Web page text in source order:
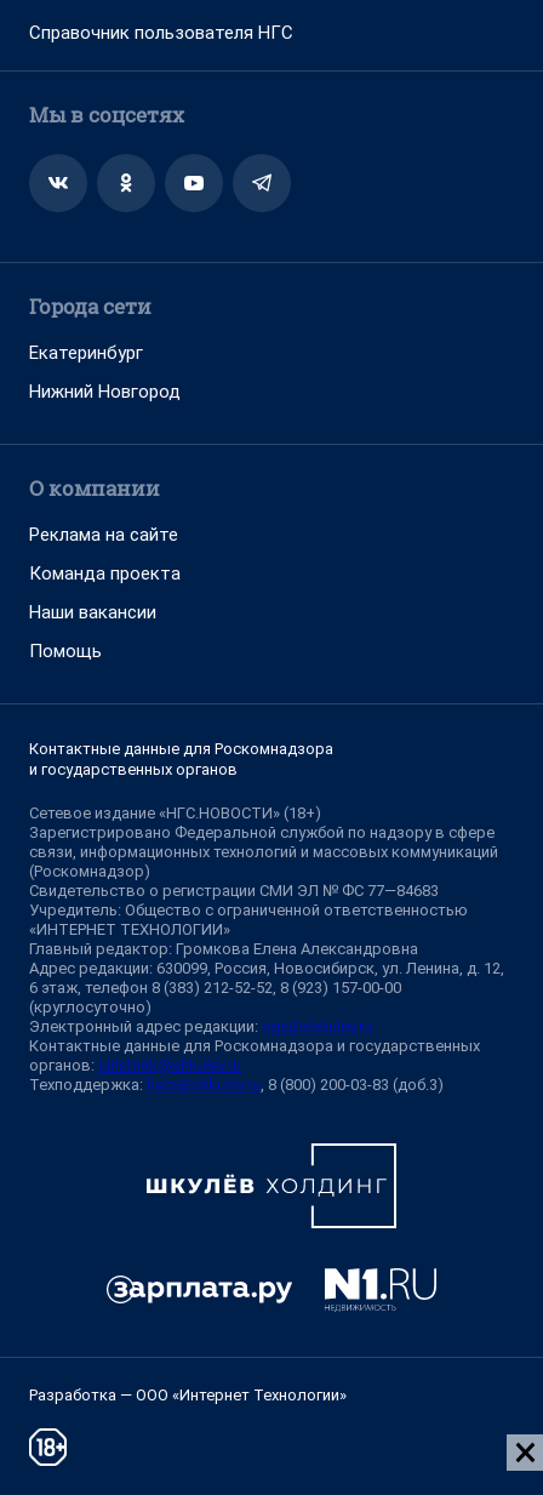
Справочник пользователя НГС
Мы в соцсетях
Города сети
Екатеринбург
Нижний Новгород
О компании
Реклама на сайте
Команда проекта
Наши вакансии
Помощь
Контактные данные для Роскомнадзора
и государственных органов
Сетевое издание «НГС.НОВОСТИ» (18+)
Зарегистрировано Федеральной службой по надзору в сфере
связи, информационных технологий и массовых коммуникаций
(Роскомнадзор)
Свидетельство о регистрации СМИ ЭЛ № ФС 77—84683
Учредитель: Общество с ограниченной ответственностью
«ИНТЕРНЕТ ТЕХНОЛОГИИ»
Главный редактор: Громкова Елена Александровна
Адрес редакции: 630099, Россия, Новосибирск, ул. Ленина, д. 12,
6 этаж, телефон 8 (383) 212-52-52, 8 (923) 157-00-00
(круглосуточно)
Электронный адрес редакции: ngs@shkulev.ru
Контактные данные для Роскомнадзора и государственных
органов: juristnsk@shkulev.ru
Техподдержка: help@shkulev.ru , 8 (800) 200-03-83 (доб.3)
Разработка — ООО «Интернет Технологии»